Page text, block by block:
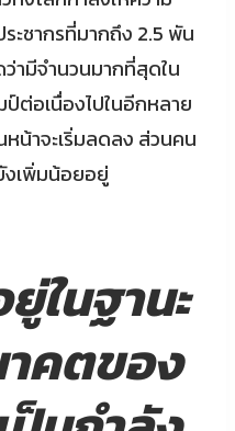
ะชากรที่มากถึง 2.5 พัน
ามีจำนวนมากที่สุดใน
ต่อเนื่องไปในอีกหลาย
หน้าจะเริ่มลดลง ส่วนคน
งเพิ่มน้อยอยู่
ในฐานะ
คตของ